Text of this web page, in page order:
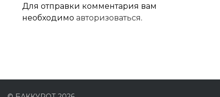
Для отправки комментария вам
необходимо авторизоваться.